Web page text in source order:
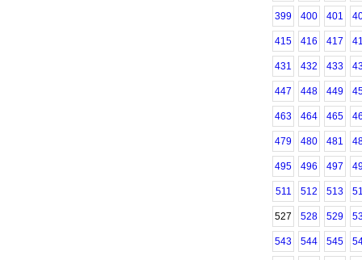
399 400 401
415 416 417
431 432 433
447 448 449
463 464 465
479 480 481
495 496 497
511 512 513
527 528 529
543 544 545